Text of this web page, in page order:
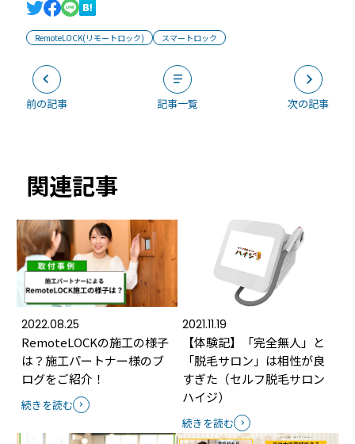
RemoteLOCK(リモートロック) スマートロック
前の記事 記事一覧 次の記事
関連記事
2022.08.25
RemoteLOCKの施工の様子
は？施工パートナー様のブ
ログをご紹介！
続きを読む
2021.11.19
【体験記】「完全無人」と
「脱毛サロン」は相性が良
すぎた（セルフ脱毛サロン
ハイジ）
続きを読む